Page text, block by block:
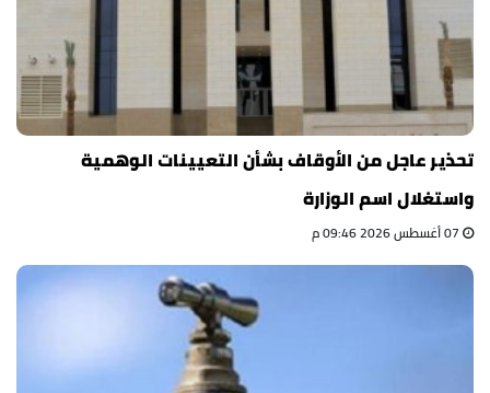
تحذير عاجل من الأوقاف بشأن التعيينات الوهمية
واستغلال اسم الوزارة